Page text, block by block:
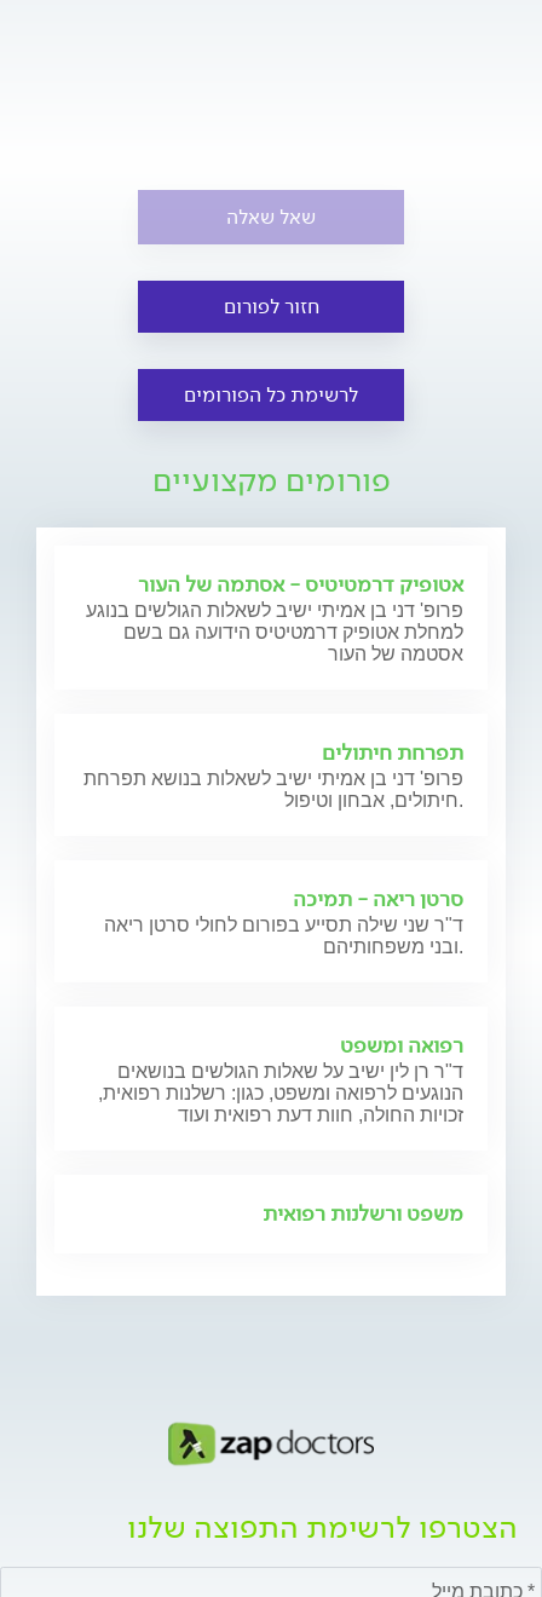
שאל שאלה
חזור לפורום
לרשימת כל הפורומים
פורומים מקצועיים
אטופיק דרמטיטיס - אסתמה של העור
פרופ' דני בן אמיתי ישיב לשאלות הגולשים בנוגע
למחלת אטופיק דרמטיטיס הידועה גם בשם
אסטמה של העור
תפרחת חיתולים
פרופ' דני בן אמיתי ישיב לשאלות בנושא תפרחת
חיתולים, אבחון וטיפול.
סרטן ריאה - תמיכה
ד"ר שני שילה תסייע בפורום לחולי סרטן ריאה
ובני משפחותיהם.
רפואה ומשפט
ד"ר רן לין ישיב על שאלות הגולשים בנושאים
הנוגעים לרפואה ומשפט, כגון: רשלנות רפואית,
זכויות החולה, חוות דעת רפואית ועוד
משפט ורשלנות רפואית
הצטרפו לרשימת התפוצה שלנו